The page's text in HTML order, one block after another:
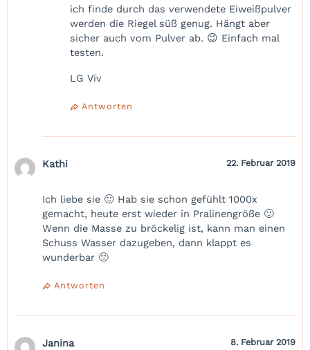
ich finde durch das verwendete Eiweißpulver
werden die Riegel süß genug. Hängt aber
sicher auch vom Pulver ab. 😉 Einfach mal
testen.
LG Viv
Antworten
Kathi 22. Februar 2019
Ich liebe sie 🙂 Hab sie schon gefühlt 1000x
gemacht, heute erst wieder in Pralinengröße 🙂
Wenn die Masse zu bröckelig ist, kann man einen
Schuss Wasser dazugeben, dann klappt es
wunderbar 🙂
Antworten
Janina 8. Februar 2019